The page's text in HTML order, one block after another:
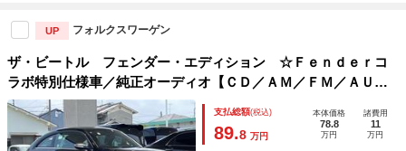
UP フォルクスワーゲン
ザ・ビートル フェンダー・エディション ☆Ｆｅｎｄｅｒコ
ラボ特別仕様車／純正オーディオ【ＣＤ／ＡＭ／ＦＭ／ＡＵ
Ｘ】／ガラスルーフ／パドルシフト／クルーズコントロール／
スペアキー／純正フロアマット／純正１８インチアルミ／キセ
ノンヘッドライト
支払総額(税込)
89.8 万円
本体価格
78.8
万円
諸費用
11
万円